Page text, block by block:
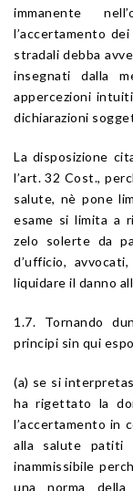
immanente
l’accertamento
stradali debba
insegnati dalla
appercezioni
dichiarazioni
La disposizione
l’art. 32 Cost.,
salute, nè pone
esame si limita a
zelo solerte da
d’ufficio,
liquidare il danno
1.7. Tornando
principi sin qui
(a) se si
ha rigettato la
l’accertamento in
alla salute patiti
inammissibile
una norma